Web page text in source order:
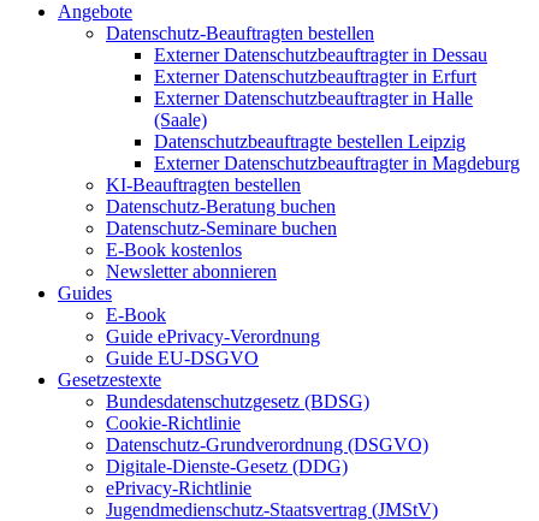
Angebote
Datenschutz-Beauftragten bestellen
Externer Datenschutzbeauftragter in Dessau
Externer Datenschutzbeauftragter in Erfurt
Externer Datenschutzbeauftragter in Halle
(Saale)
Datenschutzbeauftragte bestellen Leipzig
Externer Datenschutzbeauftragter in Magdeburg
KI-Beauftragten bestellen
Datenschutz-Beratung buchen
Datenschutz-Seminare buchen
E-Book kostenlos
Newsletter abonnieren
Guides
E-Book
Guide ePrivacy-Verordnung
Guide EU-DSGVO
Gesetzestexte
Bundesdatenschutzgesetz (BDSG)
Cookie-Richtlinie
Datenschutz-Grundverordnung (DSGVO)
Digitale-Dienste-Gesetz (DDG)
ePrivacy-Richtlinie
Jugendmedienschutz-Staatsvertrag (JMStV)